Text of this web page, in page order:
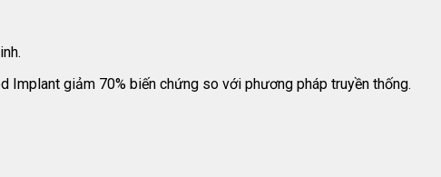
Implant giảm 70% biến chứng so với phương pháp truyền thống.